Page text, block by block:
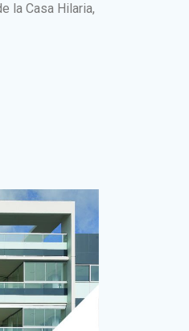
la Casa Hilaria,